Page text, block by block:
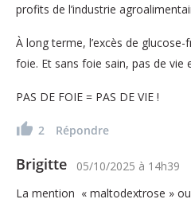
profits de l’industrie
À long terme, l’excès de
foie. Et sans foie sain, pas de vie
PAS DE FOIE = PAS DE VIE !
2 Répondre
Brigitte 05/10/2025 à 14h39
La mention « maltodextrose »